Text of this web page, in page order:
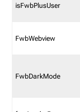
isFwbPlusUser
FwbWebview
FwbDarkMode